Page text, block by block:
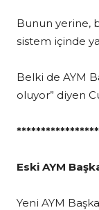
Bunun yerine,
sistem içinde
Belki de AYM
oluyor” diyen
Eski AYM
Yeni AYM